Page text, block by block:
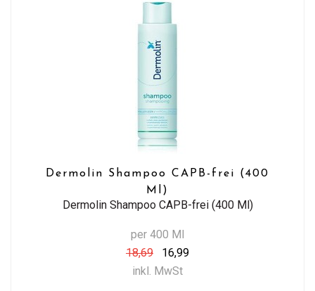
Dermolin Shampoo CAPB-frei (400
Ml)
Dermolin Shampoo CAPB-frei (400 Ml)
per 400 Ml
18,69
16,99
inkl. MwSt